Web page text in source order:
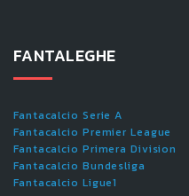
FANTALEGHE
Fantacalcio Serie A
Fantacalcio Premier League
Fantacalcio Primera Division
Fantacalcio Bundesliga
Fantacalcio Ligue1